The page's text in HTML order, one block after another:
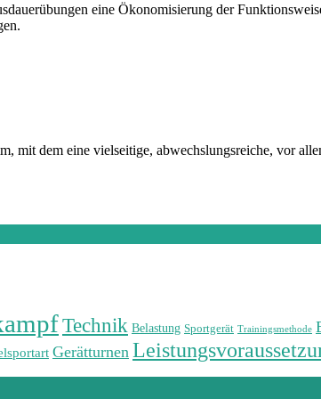
eine Ökonomisierung der
mit dem eine vielseitige, abwechslungsreiche, vor
Technik Belastung Sportgerät Trainingsmethode
Gerätturnen